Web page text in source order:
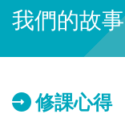
我們的故事
修課心得